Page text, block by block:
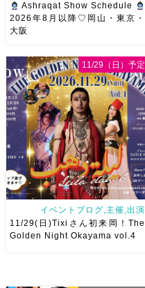
です♡皆様にお会いできますよ
うに
ご予約はメッセージく
ださい
お待ちしています
Ashraqat Show Schedule
岡山・8/22(土) […]
Ashraqat Show Schedule
2026年8月以降♡岡山・東京・
大阪
イベントブログ,主催,出演
11/29(日)Tixiさん初来岡！The
Golden Night Okayama vol.4
11/29（日）予定